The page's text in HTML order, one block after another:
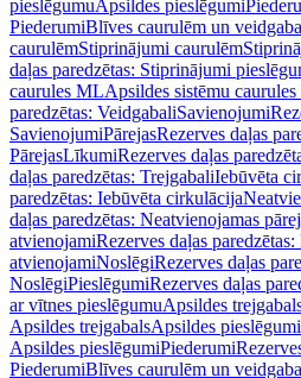
pieslēgumuApsildes pieslēgumi
PiederumiBlīves caurulēm un
caurulēmStiprinājumi caurulēm
daļas paredzētas: Stiprinājumi
caurules MLApsildes sistēmu
paredzētas: VeidgabaliSavienojumi
SavienojumiPārejasRezerves daļas
PārejasLīkumiRezerves daļas
daļas paredzētas: TrejgabaliIebūvēta
paredzētas: Iebūvēta cirkulācija
daļas paredzētas: Neatvienojamas
atvienojamiRezerves daļas
atvienojamiNoslēgiRezerves daļas
NoslēgiPieslēgumiRezerves daļas
ar vītnes pieslēgumuApsildes
Apsildes trejgabalsApsildes pieslēgumi
Apsildes pieslēgumiPiederumi
PiederumiBlīves caurulēm un